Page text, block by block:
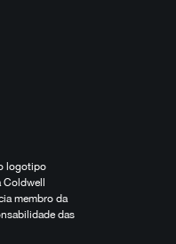
logotipo
membro da
das